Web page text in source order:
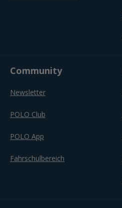
Community
Newsletter
POLO Club
POLO App
Fahrschulbereich